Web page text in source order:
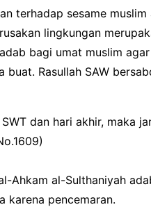
terhadap sesame muslim
lingkungan
bagi umat muslim
Rasullah SAW
dan hari akhir, maka
Ahkam al-Sulthaniyah
karena pencemaran.